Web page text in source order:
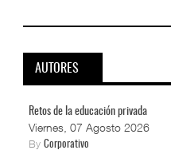
AUTORES
Retos de la educación privada
Viernes, 07 Agosto 2026
ByCorporativo